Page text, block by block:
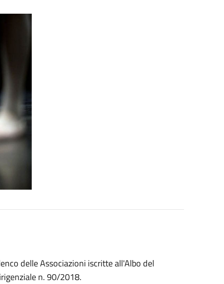
delle Associazioni iscritte all'Albo del
n. 90/2018.